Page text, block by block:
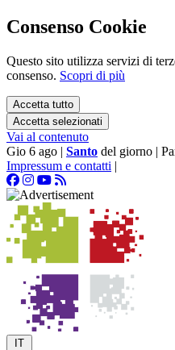
Consenso Cookie
Questo sito utilizza servizi di
consenso. Scopri di più
Accetta tutto
Accetta selezionati
Vai al contenuto
Gio 6 ago | Santo del giorno |
Impressum e contatti |
IT